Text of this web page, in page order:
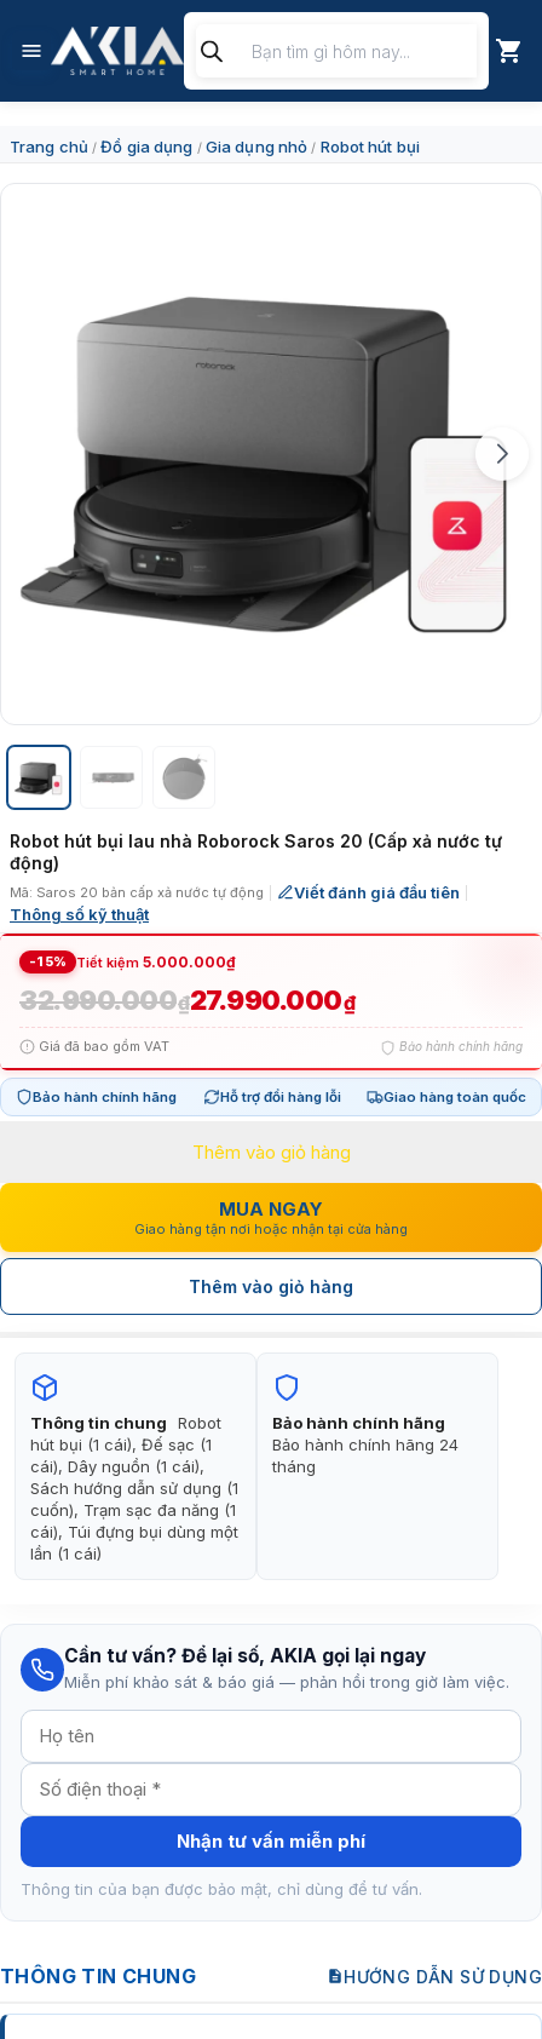
kiếm
sản
Trang chủ /Đồ gia dụng / Gia dụng nhỏ / Robot hút bụi
Robot hút bụi lau nhà Roborock Saros 20 (Cấp xả nước tự
động)
Mã: Saros 20 bản cấp xả nước tự động Viết đánh giá đầu tiên
Thông số kỹ thuật
-15% Tiết kiệm5.000.000₫
32.990.000₫
Giá
gốc
là:
32.990.000₫.
27.990.000₫
Giá
hiện
tại
27.990.000₫.
Giá đã bao gồm VAT Bảo hành chính hãng
Bảo hành chính hãng Hỗ trợ đổi hàng lỗi Giao hàng toàn quốc
Thêm vào giỏ hàng
MUA NGAY
Giao hàng tận nơi hoặc nhận tại cửa hàng
Thêm vào giỏ hàng
Thông tin chung
Robot
hút bụi (1 cái), Đế sạc (1
cái), Dây nguồn (1 cái),
Sách hướng dẫn sử dụng (1
cuốn), Trạm sạc đa năng (1
cái), Túi đựng bụi dùng một
lần (1 cái)
Bảo hành chính hãng
Bảo hành chính hãng 24
tháng
Cần tư vấn? Để lại số, AKIA gọi lại ngay
Miễn phí khảo sát & báo giá — phản hồi trong giờ làm việc.
Nhận tư vấn miễn phí
Thông tin của bạn được bảo mật, chỉ dùng để tư vấn.
THÔNG TIN CHUNG HƯỚNG DẪN SỬ DỤNG